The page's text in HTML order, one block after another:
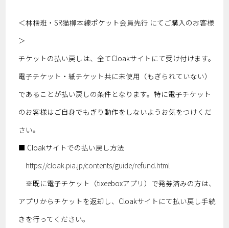
＜林檎班・SR猫柳本線ポケット会員先行 にてご購入のお客様
＞
チケットの払い戻しは、全てCloakサイトにて受け付けます。
電子チケット・紙チケット共に未使用（もぎられていない）
であることが払い戻しの条件となります。特に電子チケット
のお客様はご自身でもぎり動作をしないようお気をつけくだ
さい。
■ Cloakサイトでの払い戻し方法
https://cloak.pia.jp/contents/guide/refund.html
※既に電子チケット（tixeeboxアプリ）で発券済みの方は、
アプリからチケットを返却し、Cloakサイトにて払い戻し手続
きを行ってください。